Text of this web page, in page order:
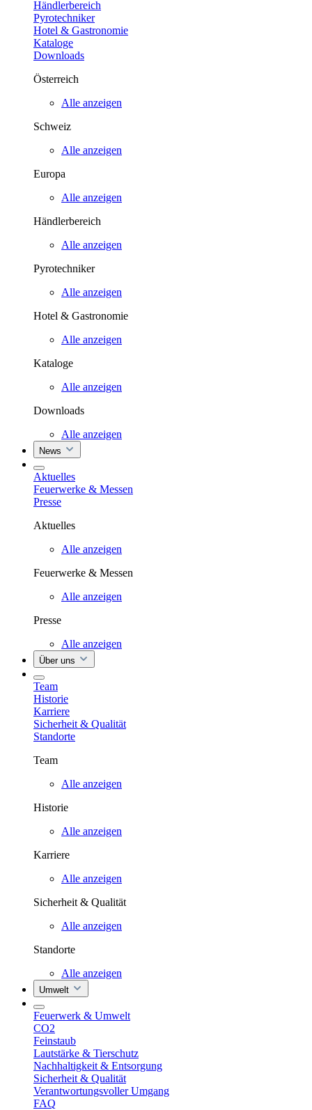
Händlerbereich
Pyrotechniker
Hotel & Gastronomie
Kataloge
Downloads
Österreich
Alle anzeigen
Schweiz
Alle anzeigen
Europa
Alle anzeigen
Händlerbereich
Alle anzeigen
Pyrotechniker
Alle anzeigen
Hotel & Gastronomie
Alle anzeigen
Kataloge
Alle anzeigen
Downloads
Alle anzeigen
News
Aktuelles
Feuerwerke & Messen
Presse
Aktuelles
Alle anzeigen
Feuerwerke & Messen
Alle anzeigen
Presse
Alle anzeigen
Über uns
Team
Historie
Karriere
Sicherheit & Qualität
Standorte
Team
Alle anzeigen
Historie
Alle anzeigen
Karriere
Alle anzeigen
Sicherheit & Qualität
Alle anzeigen
Standorte
Alle anzeigen
Umwelt
Feuerwerk & Umwelt
CO2
Feinstaub
Lautstärke & Tierschutz
Nachhaltigkeit & Entsorgung
Sicherheit & Qualität
Verantwortungsvoller Umgang
FAQ